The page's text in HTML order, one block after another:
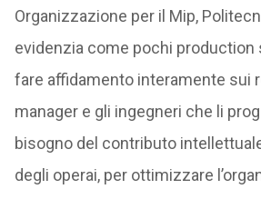
Organizzazione per il Mip,
evidenzia come pochi
fare affidamento interamente sui
manager e gli ingegneri che li
bisogno del contributo
degli operai, per ottimizzare